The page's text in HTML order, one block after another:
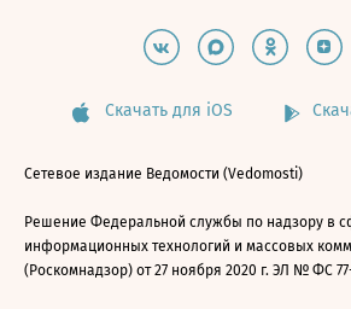
Скачать для iOS
Сетевое издание Ведомости (Vedomosti)
Решение Федеральной службы по надзору в
информационных технологий и массовых
(Роскомнадзор) от 27 ноября 2020 г. ЭЛ № ФС